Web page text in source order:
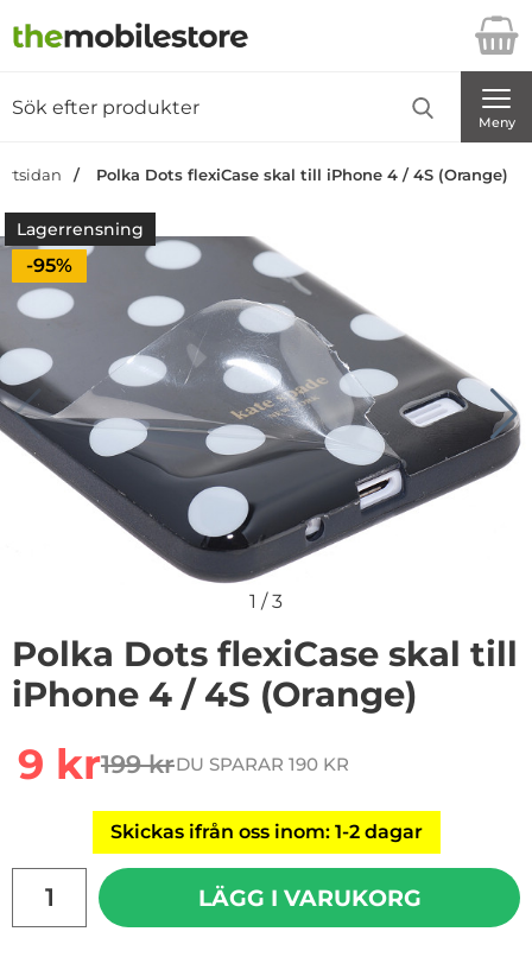
Startsidan för Danira Telecom AB
Meny
Polka Dots flexiCase skal till iPhone 4 / 4S (Orange)
Lagerrensning
Priset är nedsatt med
-95%
1 /3
Polka Dots flexiCase skal till
iPhone 4 / 4S (Orange)
rea pris
9 krtidigare pris
199 krDU SPARAR 190 KR
Skickas ifrån oss inom: 1-2 dagar
LÄGG I VARUKORG